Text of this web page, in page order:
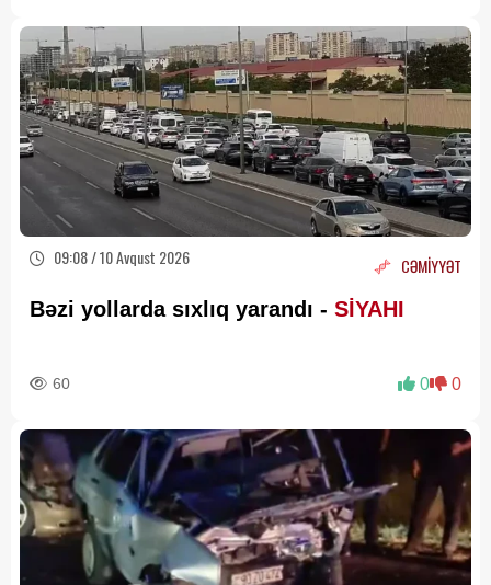
09:08 / 10 Avqust 2026 CƏMİYYƏT
Bəzi yollarda sıxlıq yarandı - SİYAHI
60 0 0